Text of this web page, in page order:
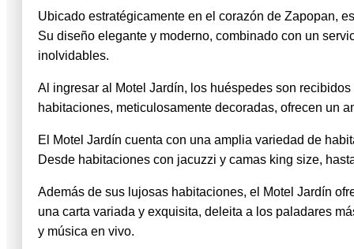
Ubicado estratégicamente en el corazón de Zapopan,
Su diseño elegante y moderno, combinado con un
inolvidables.
Al ingresar al Motel Jardín, los huéspedes son
habitaciones, meticulosamente decoradas, ofrecen un
El Motel Jardín cuenta con una amplia variedad de
Desde habitaciones con jacuzzi y camas king size,
Además de sus lujosas habitaciones, el Motel Jardín
una carta variada y exquisita, deleita a los paladares
y música en vivo.